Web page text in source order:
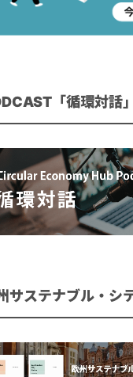
「循環対話
サステナブル・シ